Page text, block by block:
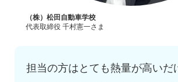
担当の方はとても熱量が高いだ
（株）松田自動車学校
代表取締役 千村憲一さま